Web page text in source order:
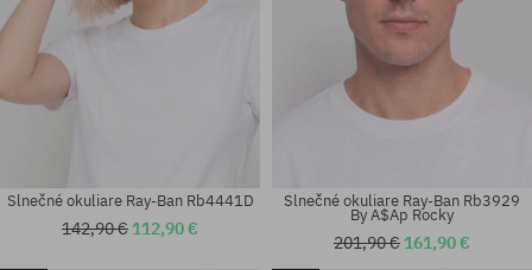
Slnečné okuliare Ray-Ban Rb4441D
142,90 € 112,90 €
Slnečné okuliare Ray-Ban Rb3929
By A$Ap Rocky
201,90 € 161,90 €